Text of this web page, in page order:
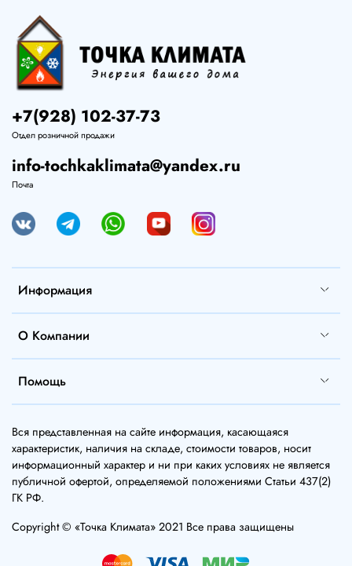
Информация
О Компании
Помощь
+7(928) 102-37-73
Отдел розничной продажи
info-tochkaklimata@yandex.ru
Почта
Вся представленная на сайте информация, касающаяся
характеристик, наличия на складе, стоимости товаров, носит
информационный характер и ни при каких условиях не является
публичной офертой, определяемой положениями Статьи 437(2)
ГК РФ.
Copyright © «Точка Климата» 2021 Все права защищены